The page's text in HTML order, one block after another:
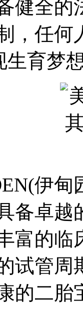
全的
，任何
生育梦
伊甸
备卓越
富的临
试管
的二胎